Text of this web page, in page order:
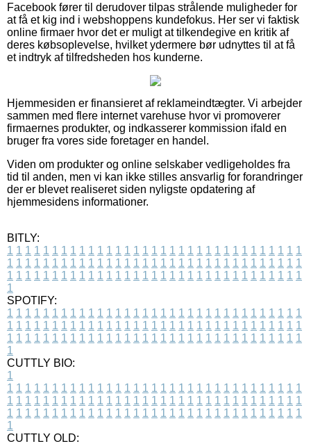
Facebook fører til derudover tilpas strålende muligheder for
at få et kig ind i webshoppens kundefokus. Her ser vi faktisk
online firmaer hvor det er muligt at tilkendegive en kritik af
deres købsoplevelse, hvilket ydermere bør udnyttes til at få
et indtryk af tilfredsheden hos kunderne.
Hjemmesiden er finansieret af reklameindtægter. Vi arbejder
sammen med flere internet varehuse hvor vi promoverer
firmaernes produkter, og indkasserer kommission ifald en
bruger fra vores side foretager en handel.
Viden om produkter og online selskaber vedligeholdes fra
tid til anden, men vi kan ikke stilles ansvarlig for forandringer
der er blevet realiseret siden nyligste opdatering af
hjemmesidens informationer.
BITLY:
1 1 1 1 1 1 1 1 1 1 1 1 1 1 1 1 1 1 1 1 1 1 1 1 1 1 1 1 1 1 1 1 1
1 1 1 1 1 1 1 1 1 1 1 1 1 1 1 1 1 1 1 1 1 1 1 1 1 1 1 1 1 1 1 1 1
1 1 1 1 1 1 1 1 1 1 1 1 1 1 1 1 1 1 1 1 1 1 1 1 1 1 1 1 1 1 1 1 1
1
SPOTIFY:
1 1 1 1 1 1 1 1 1 1 1 1 1 1 1 1 1 1 1 1 1 1 1 1 1 1 1 1 1 1 1 1 1
1 1 1 1 1 1 1 1 1 1 1 1 1 1 1 1 1 1 1 1 1 1 1 1 1 1 1 1 1 1 1 1 1
1 1 1 1 1 1 1 1 1 1 1 1 1 1 1 1 1 1 1 1 1 1 1 1 1 1 1 1 1 1 1 1 1
1
CUTTLY BIO:
1
1 1 1 1 1 1 1 1 1 1 1 1 1 1 1 1 1 1 1 1 1 1 1 1 1 1 1 1 1 1 1 1 1
1 1 1 1 1 1 1 1 1 1 1 1 1 1 1 1 1 1 1 1 1 1 1 1 1 1 1 1 1 1 1 1 1
1 1 1 1 1 1 1 1 1 1 1 1 1 1 1 1 1 1 1 1 1 1 1 1 1 1 1 1 1 1 1 1 1
1
CUTTLY OLD: